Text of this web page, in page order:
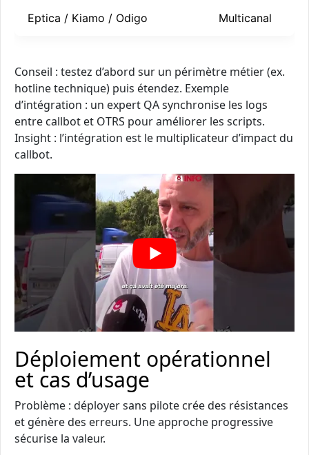
Eptica / Kiamo / Odigo Multicanal
Conseil : testez d’abord sur un périmètre métier (ex.
hotline technique) puis étendez. Exemple
d’intégration : un expert QA synchronise les logs
entre callbot et OTRS pour améliorer les scripts.
Insight : l’intégration est le multiplicateur d’impact du
callbot.
Déploiement opérationnel
et cas d’usage
Problème : déployer sans pilote crée des résistances
et génère des erreurs. Une approche progressive
sécurise la valeur.